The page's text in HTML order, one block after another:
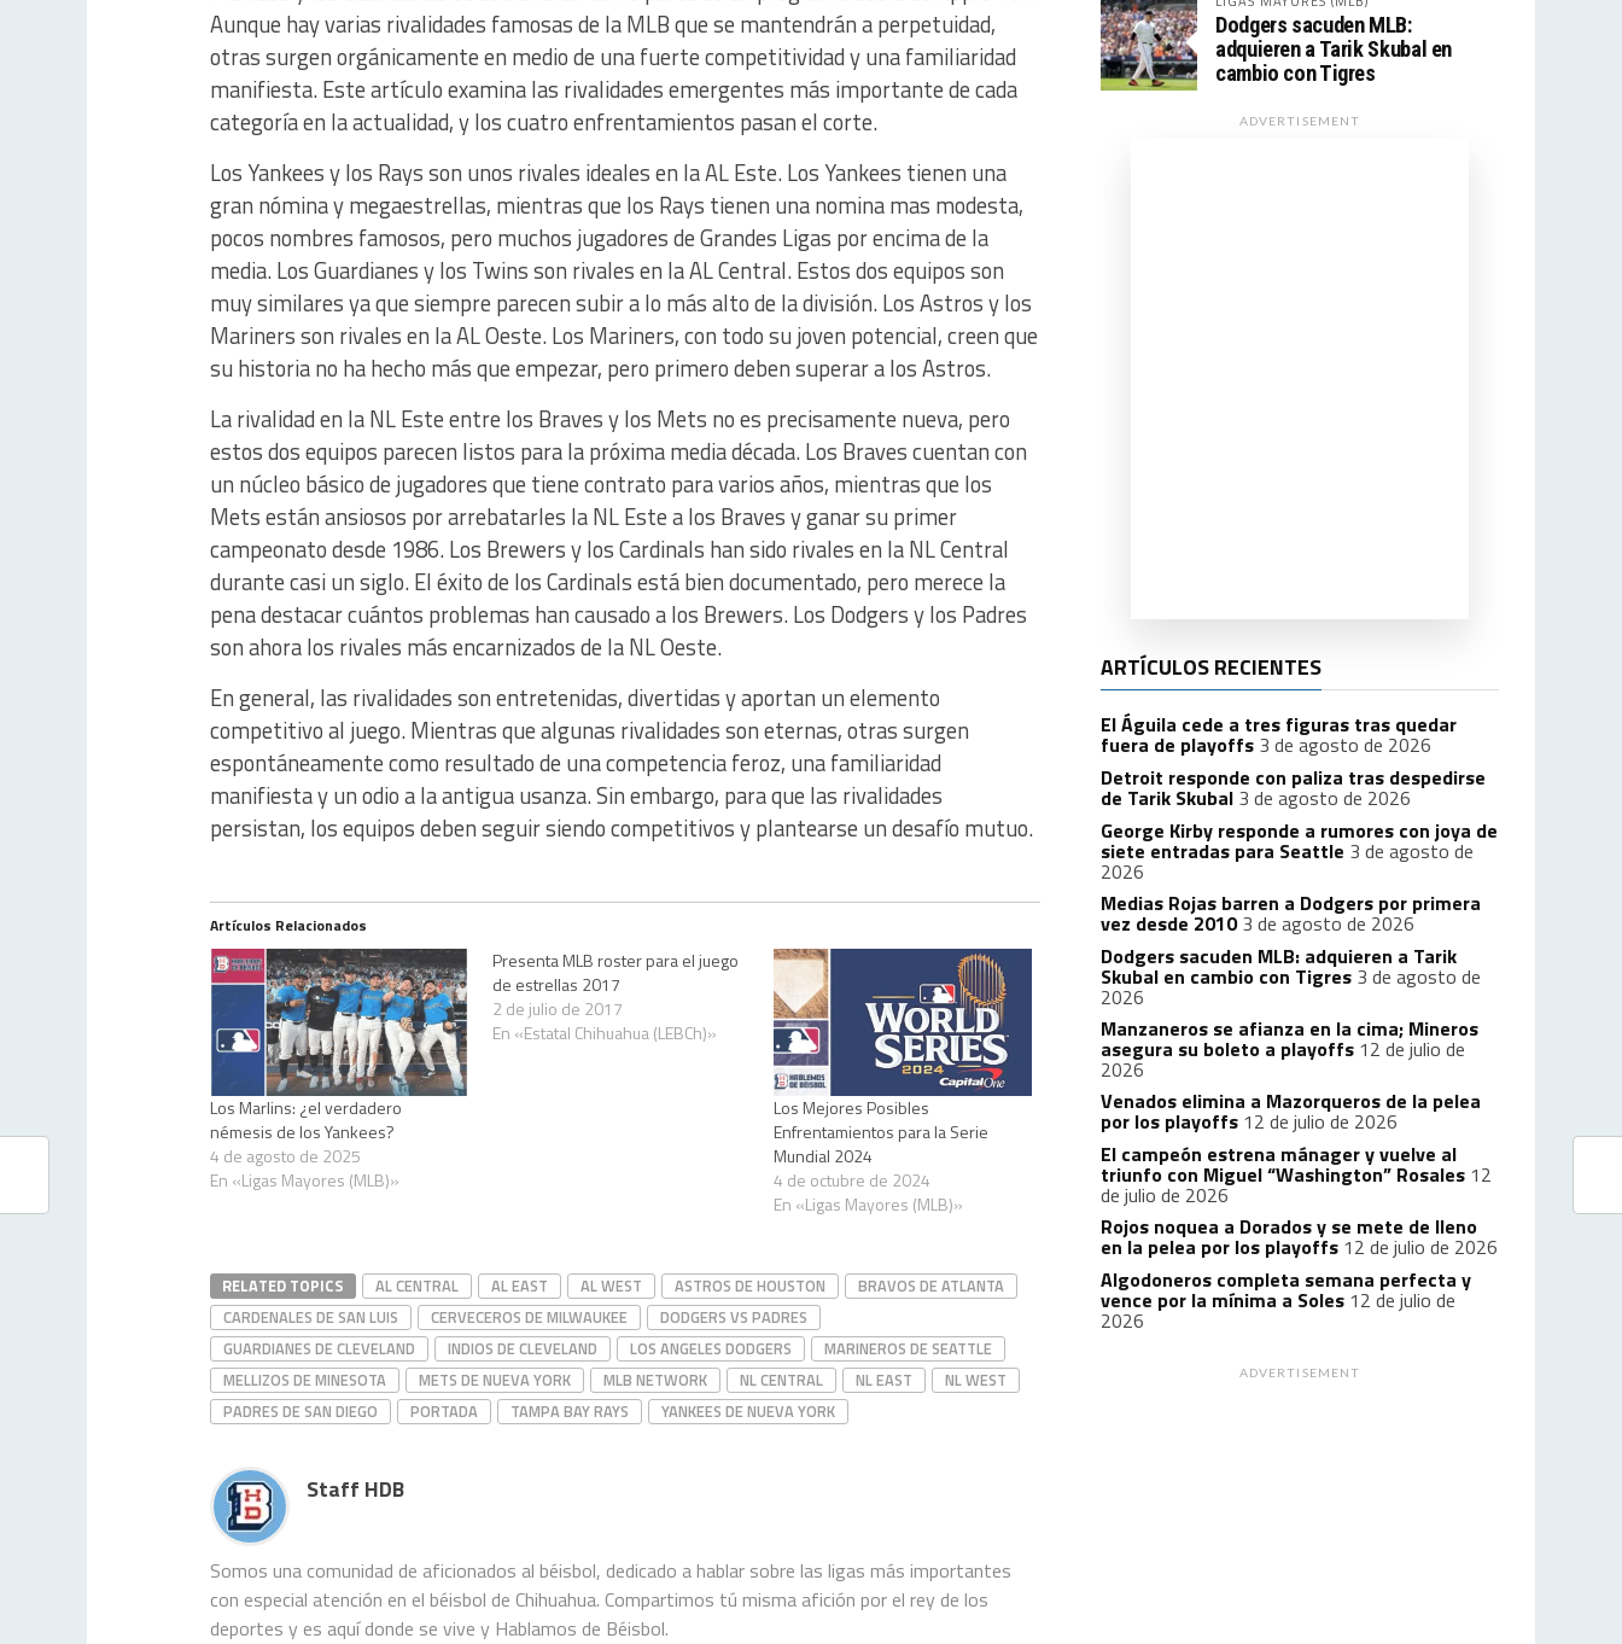
Aunque hay varias rivalidades famosas de la MLB que se mantendrán a perpetuidad,
otras surgen orgánicamente en medio de una fuerte competitividad y una familiaridad
manifiesta. Este artículo examina las rivalidades emergentes más importante de cada
categoría en la actualidad, y los cuatro enfrentamientos pasan el corte.
Los Yankees y los Rays son unos rivales ideales en la AL Este. Los Yankees tienen una
gran nómina y megaestrellas, mientras que los Rays tienen una nomina mas modesta,
pocos nombres famosos, pero muchos jugadores de Grandes Ligas por encima de la
media. Los Guardianes y los Twins son rivales en la AL Central. Estos dos equipos son
muy similares ya que siempre parecen subir a lo más alto de la división. Los Astros y los
Mariners son rivales en la AL Oeste. Los Mariners, con todo su joven potencial, creen que
su historia no ha hecho más que empezar, pero primero deben superar a los Astros.
La rivalidad en la NL Este entre los Braves y los Mets no es precisamente nueva, pero
estos dos equipos parecen listos para la próxima media década. Los Braves cuentan con
un núcleo básico de jugadores que tiene contrato para varios años, mientras que los
Mets están ansiosos por arrebatarles la NL Este a los Braves y ganar su primer
campeonato desde 1986. Los Brewers y los Cardinals han sido rivales en la NL Central
durante casi un siglo. El éxito de los Cardinals está bien documentado, pero merece la
pena destacar cuántos problemas han causado a los Brewers. Los Dodgers y los Padres
son ahora los rivales más encarnizados de la NL Oeste.
En general, las rivalidades son entretenidas, divertidas y aportan un elemento
competitivo al juego. Mientras que algunas rivalidades son eternas, otras surgen
espontáneamente como resultado de una competencia feroz, una familiaridad
manifiesta y un odio a la antigua usanza. Sin embargo, para que las rivalidades
persistan, los equipos deben seguir siendo competitivos y plantearse un desafío mutuo.
Artículos Relacionados
Los Marlins: ¿el verdadero
némesis de los Yankees?
4 de agosto de 2025
En «Ligas Mayores (MLB)»
Presenta MLB roster para el juego
de estrellas 2017
2 de julio de 2017
En «Estatal Chihuahua (LEBCh)»
Los Mejores Posibles
Enfrentamientos para la Serie
Mundial 2024
4 de octubre de 2024
En «Ligas Mayores (MLB)»
RELATED TOPICS AL CENTRAL AL EAST AL WEST ASTROS DE HOUSTON
BRAVOS DE ATLANTA
CARDENALES DE SAN LUIS
CERVECEROS DE MILWAUKEE
DODGERS VS PADRES
GUARDIANES DE CLEVELAND
INDIOS DE CLEVELAND LOS ANGELES DODGERS
MARINEROS DE SEATTLE
MELLIZOS DE MINESOTA
METS DE NUEVA YORK MLB NETWORK NL CENTRAL NL EAST
NL WEST
PADRES DE SAN DIEGO
PORTADA TAMPA BAY RAYS YANKEES DE NUEVA YORK
Staff HDB
Somos una comunidad de aficionados al béisbol, dedicado a hablar sobre las ligas más importantes
con especial atención en el béisbol de Chihuahua. Compartimos tú misma afición por el rey de los
deportes y es aquí donde se vive y Hablamos de Béisbol.
Dodgers sacuden MLB:
adquieren a Tarik Skubal en
cambio con Tigres
ADVERTISEMENT
ARTÍCULOS RECIENTES
El Águila cede a tres figuras tras quedar
fuera de playoffs 3 de agosto de 2026
Detroit responde con paliza tras despedirse
de Tarik Skubal 3 de agosto de 2026
George Kirby responde a rumores con joya de
siete entradas para Seattle 3 de agosto de
2026
Medias Rojas barren a Dodgers por primera
vez desde 2010 3 de agosto de 2026
Dodgers sacuden MLB: adquieren a Tarik
Skubal en cambio con Tigres 3 de agosto de
2026
Manzaneros se afianza en la cima; Mineros
asegura su boleto a playoffs 12 de julio de
2026
Venados elimina a Mazorqueros de la pelea
por los playoffs 12 de julio de 2026
El campeón estrena mánager y vuelve al
triunfo con Miguel “Washington” Rosales 12
de julio de 2026
Rojos noquea a Dorados y se mete de lleno
en la pelea por los playoffs 12 de julio de 2026
Algodoneros completa semana perfecta y
vence por la mínima a Soles 12 de julio de
2026
ADVERTISEMENT